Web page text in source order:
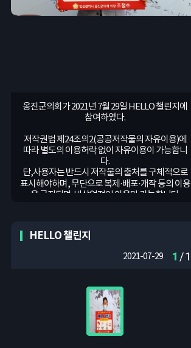
옹진군의회가 2021년 7월 29일 HELLO 챌린지에
참여하였다.
저작권법 제24조의2(공공저작물의 자유이용)에
따라 별도의 이용허락 없이 자유이용이 가능합니
다.
단,사용자는 반드시 저작물의 출처를 구체적으로
표시해야하며, 무단으로 복제·배포·개작 등의 이용
은 금지되며,비상업적인 이용만 가능합니다.
HELLO 챌린지
2021-07-29 1 / 1